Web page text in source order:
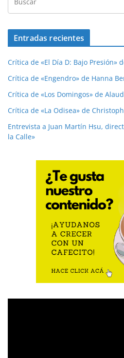
Entradas recientes
Crítica de «El Día D: Bajo Presión»
Crítica de «Engendro» de Hanna
Crítica de «Los Domingos» de
Crítica de «La Odisea» de
Entrevista a Juan Martín Hsu,
la Calle»